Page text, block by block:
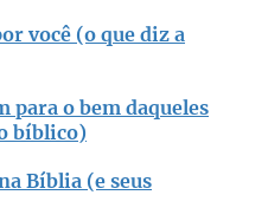
você (o que diz a
para o bem daqueles
bíblico)
Bíblia (e seus